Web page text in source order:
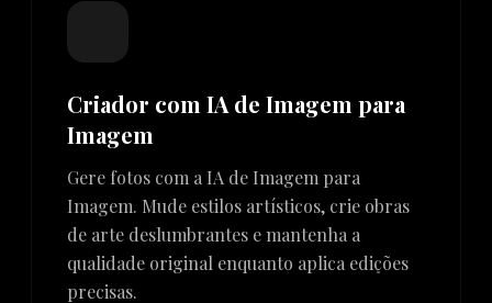
Criador com IA de Imagem para
Imagem
Gere fotos com a IA de Imagem para
Imagem. Mude estilos artísticos, crie obras
de arte deslumbrantes e mantenha a
qualidade original enquanto aplica edições
precisas.